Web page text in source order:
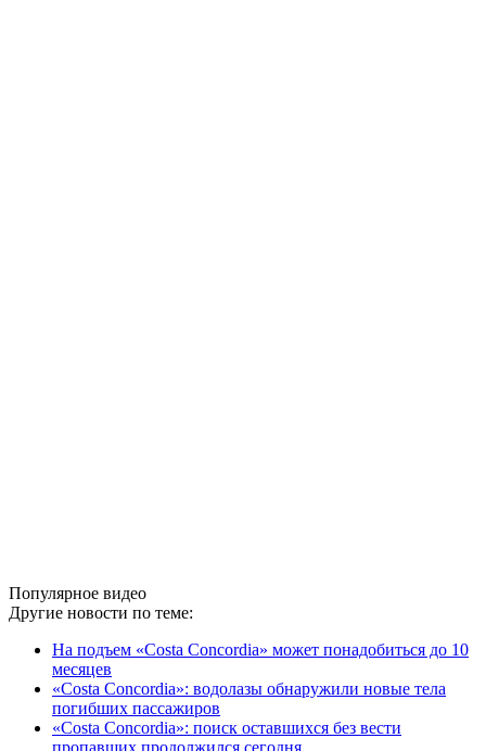
Популярное видео
Другие новости по теме:
На подъем «Costa Concordia» может понадобиться до 10
месяцев
«Costa Concordia»: водолазы обнаружили новые тела
погибших пассажиров
«Costa Concordia»: поиск оставшихся без вести
пропавших продолжился сегодня ...